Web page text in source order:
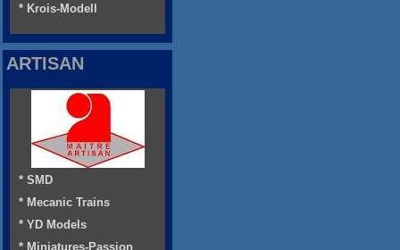
* Krois-Modell
ARTISAN
* SMD
* Mecanic Trains
* YD Models
* Miniatures-Passion